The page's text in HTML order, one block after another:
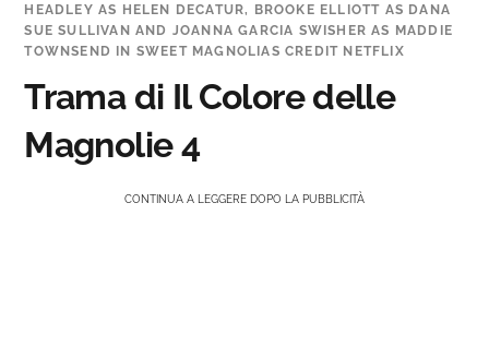
HEADLEY AS HELEN DECATUR, BROOKE ELLIOTT AS DANA
SUE SULLIVAN AND JOANNA GARCIA SWISHER AS MADDIE
TOWNSEND IN SWEET MAGNOLIAS CREDIT NETFLIX
Trama di Il Colore delle
Magnolie 4
CONTINUA A LEGGERE DOPO LA PUBBLICITÀ